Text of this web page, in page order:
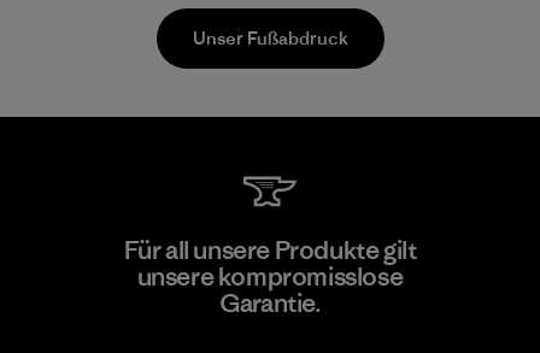
Kanaan Bao Loc Co., Ltd.
Unser Fußabdruck
Für all unsere Produkte gilt
unsere kompromisslose
Garantie.